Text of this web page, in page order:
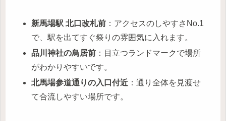
新馬場駅 北口改札前 ：アクセスのしやすさNo.1
で、駅を出てすぐ祭りの雰囲気に入れます。
品川神社の鳥居前 ：目立つランドマークで場所
がわかりやすいです。
北馬場参道通りの入口付近 ：通り全体を見渡せ
て合流しやすい場所です。